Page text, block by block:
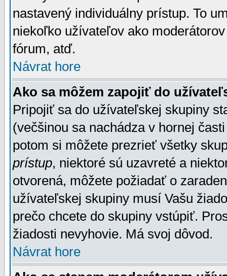
nastavený individuálny prístup. To
niekoľko užívateľov ako
fórum, atď.
Návrat hore
Ako sa môžem zapojiť do
Pripojiť sa do užívateľskej skupiny
(večšinou sa nachádza v hornej
potom si môžete prezrieť všetky
prístup, niektoré sú uzavreté a
otvorená, môžete požiadať o
užívateľskej skupiny musí Vašu
prečo chcete do skupiny vstúpiť.
žiadosti nevyhovie. Má svoj dôvod.
Návrat hore